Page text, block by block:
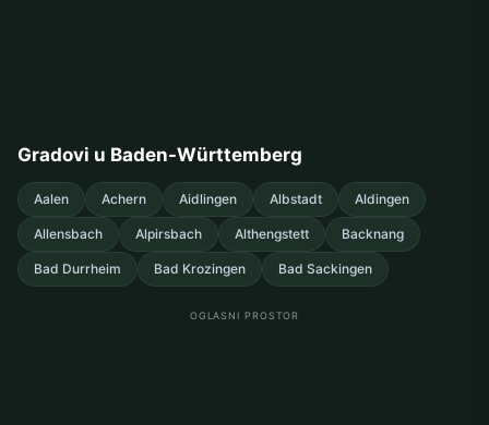
Gradovi u Baden-Württemberg
Aalen Achern Aidlingen Albstadt Aldingen
Allensbach Alpirsbach Althengstett Backnang
Bad Durrheim Bad Krozingen Bad Sackingen
OGLASNI PROSTOR